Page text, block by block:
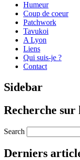
Humeur
Coup de coeur
Patchwork
Tavukoi
A Lyon
Liens
Qui suis-je ?
Contact
Sidebar
Recherche sur
Search
Derniers